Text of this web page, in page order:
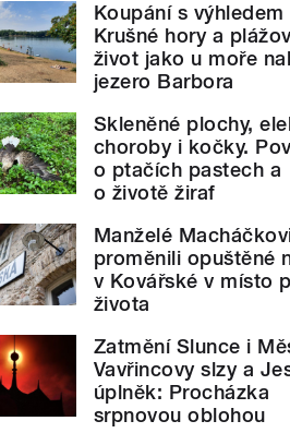
Koupání s výhledem
Krušné hory a
život jako u moře
jezero Barbora
Skleněné plochy,
choroby i kočky.
o ptačích pastech a
o životě žiraf
Manželé
proměnili opuštěné
v Kovářské v místo
života
Zatmění Slunce i
Vavřincovy slzy a
úplněk: Procházka
srpnovou oblohou